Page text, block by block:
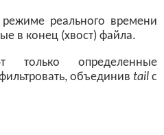
реального времени
в конец (хвост) файла.
только определенные
объединив tailс